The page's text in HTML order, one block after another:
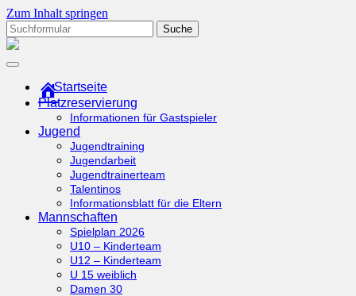
Zum Inhalt springen
Suchen
nach:tcottenhoefen.de
Startseite
Platzreservierung
Informationen für Gastspieler
Jugend
Jugendtraining
Jugendarbeit
Jugendtrainerteam
Talentinos
Informationsblatt für die Eltern
Mannschaften
Spielplan 2026
U10 – Kinderteam
U12 – Kinderteam
U 15 weiblich
Damen 30